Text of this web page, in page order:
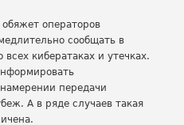
операторов
сообщать в
кибератаках и утечках.
передачи
А в ряде случаев такая